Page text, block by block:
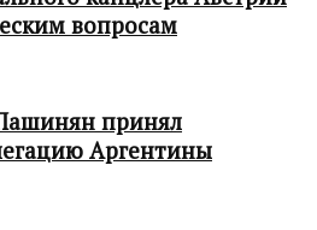
вопросам
принял
Аргентины